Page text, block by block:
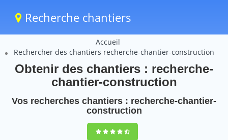
Recherche chantiers
Accueil
Rechercher des chantiers recherche-chantier-construction
Obtenir des chantiers : recherche-
chantier-construction
Vos recherches chantiers : recherche-chantier-
construction